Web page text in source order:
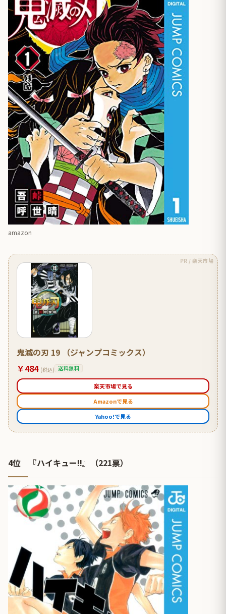
amazon
PR / 楽天市場
鬼滅の刃 19 （ジャンプコミックス）
￥484 (税込) 送料無料
楽天市場で見る
Amazonで見る
Yahoo!で見る
4位 『ハイキュー!!』（221票）